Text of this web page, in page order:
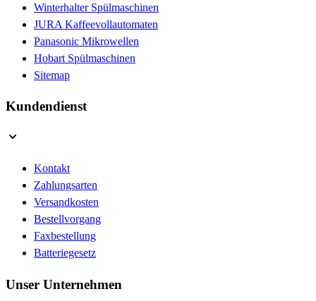
Winterhalter Spülmaschinen
JURA Kaffeevollautomaten
Panasonic Mikrowellen
Hobart Spülmaschinen
Sitemap
Kundendienst
Kontakt
Zahlungsarten
Versandkosten
Bestellvorgang
Faxbestellung
Batteriegesetz
Unser Unternehmen